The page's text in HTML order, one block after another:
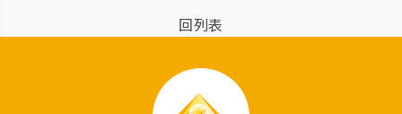
回列表